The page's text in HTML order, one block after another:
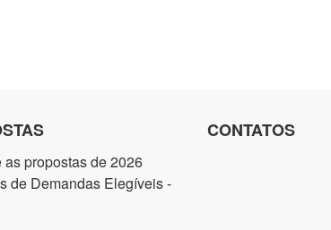
as propostas de 2026
de Demandas Elegíveis -
CONTATOS